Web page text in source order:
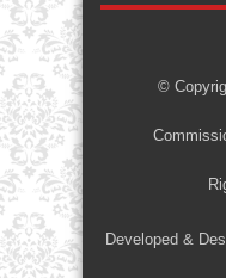
©
Developed &